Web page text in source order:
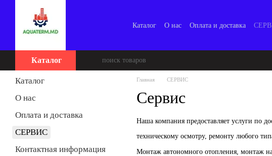
Перейти к основному контенту
Каталог О нас Оплата и доставка
Каталог
Главная СЕРВИС
Сервис
Наша компания предоставляет услуги по
техническому осмотру, ремонту любого
Монтаж автономного отопления, монтаж
Каталог
О нас
Оплата и доставка
СЕРВИС
Контактная информация